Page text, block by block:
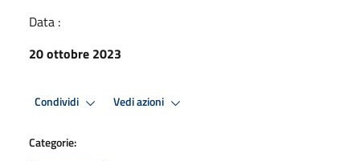
Data :
20 ottobre 2023
Condividi Vedi azioni
Categorie: